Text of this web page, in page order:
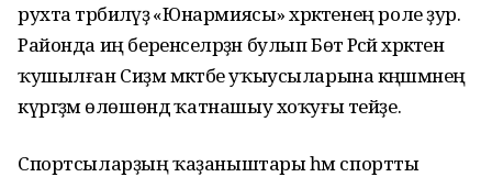
рухта тәрбиәләүҙә «Юнармиясы» хәрәкәтенең роле ҙур.
Районда иң беренселәрҙән булып Бөтә Рәсәй хәрәкәтенә
ҡушылған Сиҙәм мәктәбе уҡыусыларына кәңәшмәнең
күргәҙмә өлөшөндә ҡатнашыу хоҡуғы тейҙе.
Спортсыларҙың ҡаҙаныштары һәм спортты